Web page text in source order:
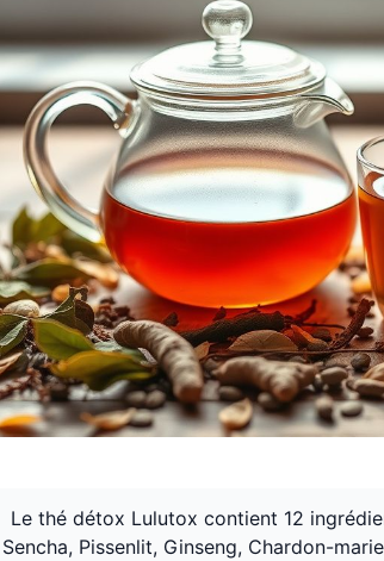
Le thé détox Lulutox contient 12
Pissenlit, Ginseng, Chardon-